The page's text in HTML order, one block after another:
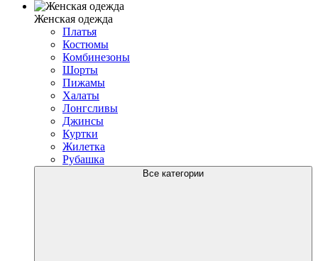
Женская одежда
Платья
Костюмы
Комбинезоны
Шорты
Пижамы
Халаты
Лонгсливы
Джинсы
Куртки
Жилетка
Рубашка
Все категории